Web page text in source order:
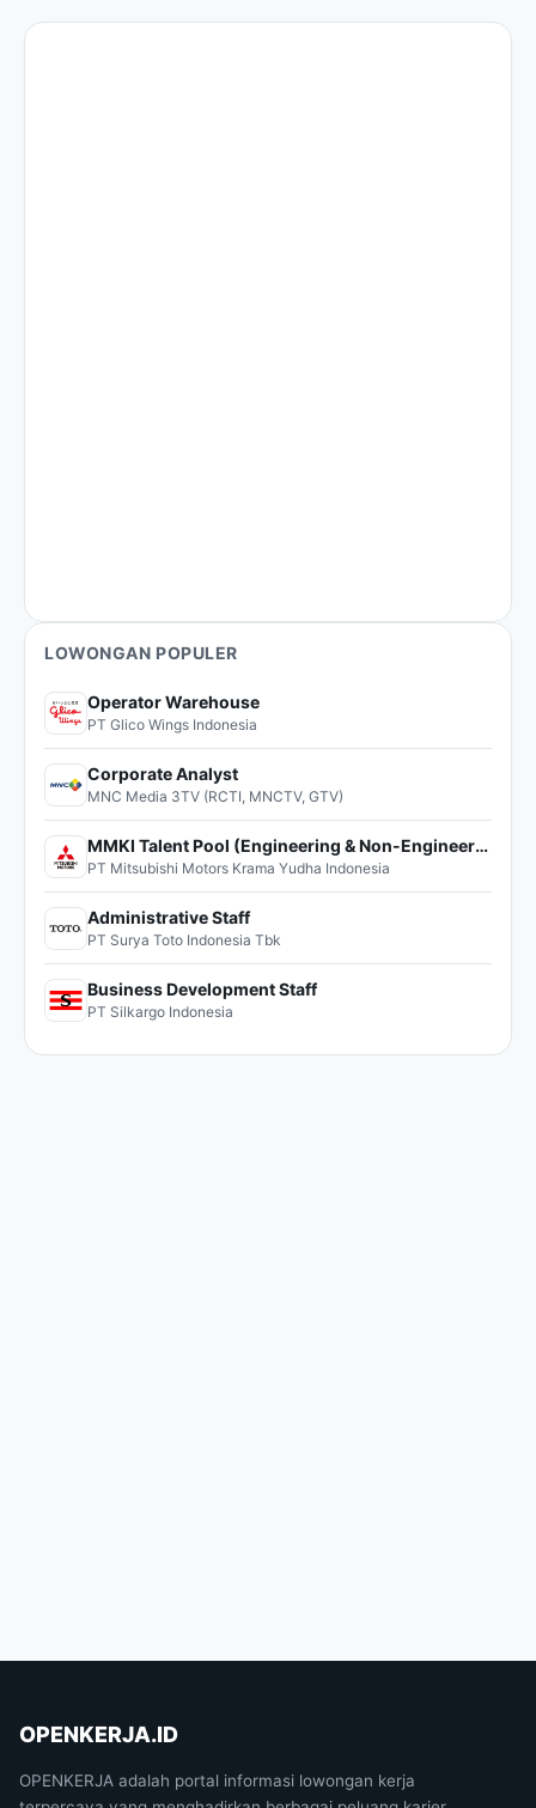
LOWONGAN POPULER
Operator Warehouse
PT Glico Wings Indonesia
Corporate Analyst
MNC Media 3TV (RCTI, MNCTV, GTV)
MMKI Talent Pool (Engineering & Non-Engineering)
PT Mitsubishi Motors Krama Yudha Indonesia
Administrative Staff
PT Surya Toto Indonesia Tbk
Business Development Staff
PT Silkargo Indonesia
OPENKERJA.ID
OPENKERJA adalah portal informasi lowongan kerja